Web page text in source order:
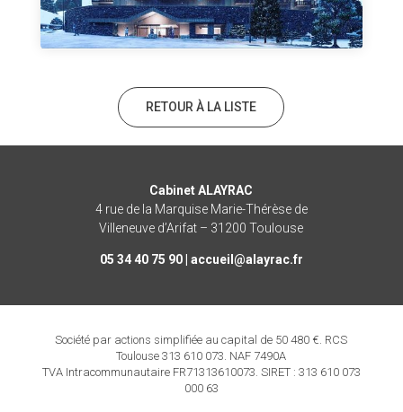
RETOUR À LA LISTE
Cabinet ALAYRAC
4 rue de la Marquise Marie-Thérèse de
Villeneuve d’Arifat – 31200 Toulouse
05 34 40 75 90 | rf.caryala@lieucca
Société par actions simplifiée au capital de 50 480 €. RCS
Toulouse 313 610 073. NAF 7490A
TVA Intracommunautaire FR71313610073. SIRET : 313 610 073
000 63